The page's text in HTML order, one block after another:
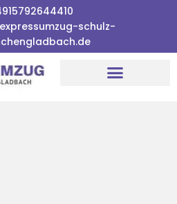
schulz-